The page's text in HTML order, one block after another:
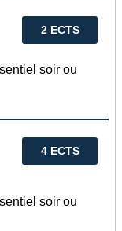
2 ECTS
soir ou
4 ECTS
soir ou